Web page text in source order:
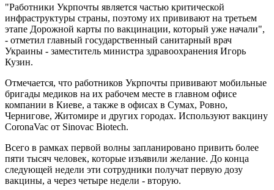
"Работники Укрпочты является частью критической
инфраструктуры страны, поэтому их прививают на третьем
этапе Дорожной карты по вакцинации, который уже начали",
- отметил главный государственный санитарный врач
Украины - заместитель министра здравоохранения Игорь
Кузин.
Отмечается, что работников Укрпочты прививают мобильные
бригады медиков на их рабочем месте в главном офисе
компании в Киеве, а также в офисах в Сумах, Ровно,
Чернигове, Житомире и других городах. Используют вакцину
CoronaVac от Sinovac Biotech.
Всего в рамках первой волны запланировано привить более
пяти тысяч человек, которые изъявили желание. До конца
следующей недели эти сотрудники получат первую дозу
вакцины, а через четыре недели - вторую.